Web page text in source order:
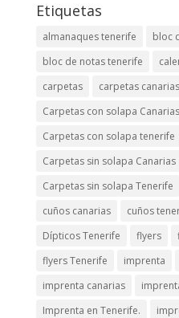
Etiquetas
almanaques tenerife
bloc
bloc de notas tenerife
carpetas
carpetas canarias
Carpetas con solapa Canarias
Carpetas con solapa tenerife
Carpetas sin solapa Canarias
Carpetas sin solapa Tenerife
cuños canarias
cuños
Dípticos Tenerife
flyers
flyers Tenerife
imprenta
imprenta canarias
Imprenta en Tenerife.